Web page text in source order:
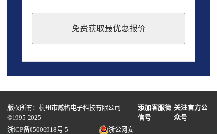
免费获取最优惠报价
should
blank
版权所有：杭州市威格电子科技有限公司
©1995-2025
添加客服微
信号
关注官方公
众号
浙ICP备05006918号-5
浙公网安